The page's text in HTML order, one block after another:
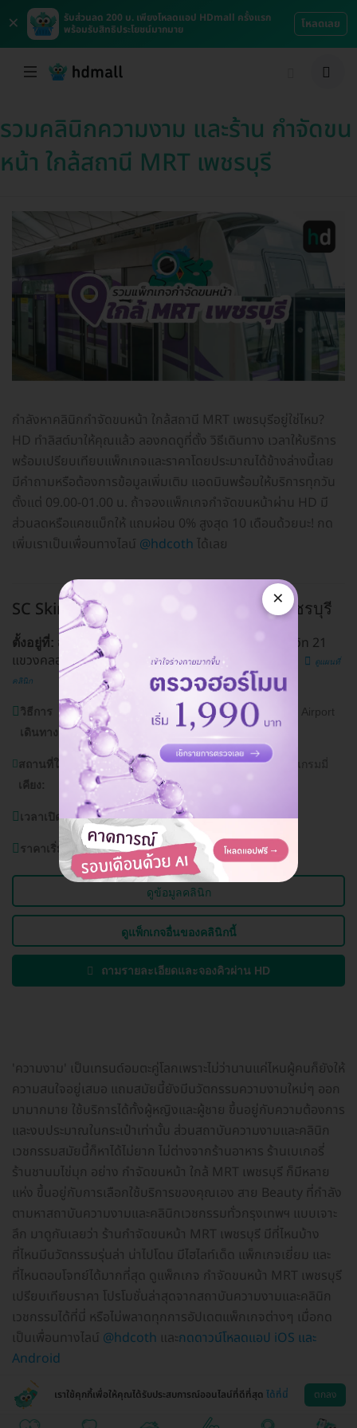
×
รับส่วนลด 200 บ. เพียงโหลดแอป HDmall ครั้งแรก
พร้อมรับสิทธิประโยชน์มากมาย
โหลดเลย
รวมคลินิกความงาม และร้าน กำจัดขน
หน้า ใกล้สถานี MRT เพชรบุรี
กำลังหาคลินิกกำจัดขนหน้า ใกล้สถานี MRT เพชรบุรีอยู่ใช่ไหม?
HD ทำลิสต์มาให้คุณแล้ว ลองกดดูที่ตั้ง วิธีเดินทาง เวลาให้บริการ
พร้อมเปรียบเทียบแพ็กเกจและราคาโดยประมาณได้ข้างล่างนี้เลย
มีคำถามหรือต้องการข้อมูลเพิ่มเติม แอดมินพร้อมให้บริการทุกวัน
ตั้งแต่ 09.00-01.00 น. ถ้าจองแพ็กเกจกำจัดขนหน้าผ่าน HD มี
ส่วนลดหรือแคชแบ็กให้ แถมผ่อน 0% สูงสุด 10 เดือนด้วยนะ! กด
เพิ่มเราเป็นเพื่อนทางไลน์ @hdcoth ได้เลย
SC Skinclub Clinic BTS อโศก, MRT เพชรบุรี
ตั้งอยู่ที่: ชั้น 1 อาคารอโศกทาวเวอร์ เลขที่ 213/7 ซ. สุขุมวิท 21
แขวงคลองเตยเหนือ เขตวัฒนา กรุงเทพมหานคร 10110
ดูแผนที่
คลินิก
วิธีการ
เดินทาง:
BTS อโศก, MRT เพชรบุรี, รถเมล์สาย 136,185, Airport
Rail Link มักกะสัน , ท่าเรืออโศก
สถานที่ใกล้
เคียง:
โรงพยาบาลจักษุ รัตนิน, อาคาร จีเอ็มเอ็ม แกรมมี่
เพลส
เวลาเปิดบริการ:วันจันทร์ - อาทิตย์ 11.00 - 20.00 น.
ราคาเริ่มต้นที่3,500 บาท
ดูข้อมูลคลินิก
ดูแพ็กเกจอื่นของคลินิกนี้
ถามรายละเอียดและจองคิวผ่าน HD
'ความงาม' เป็นเทรนด์อมตะคู่โลกเพราะไม่ว่านานแค่ไหนผู้คนก็ยังให้
ความสนใจอยู่เสมอ แถมสมัยนี้ยังมีนวัตกรรมความงามใหม่ๆ ออก
มามากมาย ใช้บริการได้ทั้งผู้หญิงและผู้ชาย ขึ้นอยู่กับความต้องการ
และงบประมาณในกระเป๋าเท่านั้น ส่วนสถาบันความงามและคลินิก
เวชกรรมสมัยนี้ก็หาได้ไม่ยาก ไม่ต่างจากร้านอาหาร ร้านเบเกอรี่
ร้านชานมไข่มุก อย่าง กำจัดขนหน้า ใกล้ MRT เพชรบุรี ก็มีหลาย
แห่ง ขึ้นอยู่กับการเลือกใช้บริการของคุณเอง สาย Beauty ที่กำลัง
ตามหาสถาบันความงามและคลินิกเวชกรรมทั่วกรุงเทพฯ แบบเจาะ
ลึก มาดูกันเลยว่า ร้านกำจัดขนหน้า MRT เพชรบุรี มีที่ไหนบ้าง
ที่ไหนมีนวัตกรรมรุ่นล่า น่าไปโดน มีไฮไลท์เด็ด แพ็กเกจเยี่ยม และ
ที่ไหนตอบโจทย์ได้มากที่สุด ดูแพ็กเกจ กำจัดขนหน้า MRT เพชรบุรี
เปรียบเทียบราคา โปรโมชั่นล่าสุดจากสถาบันความงามและคลินิก
เวชกรรมได้ที่นี่ หรือไม่พลาดทุกการอัปเดตแพ็กเกจต่างๆ เมื่อกด
เป็นเพื่อนทางไลน์ @hdcoth และกดดาวน์โหลดแอป iOS และ
Android
เราใช้คุกกี้เพื่อให้คุณได้รับประสบการณ์ออนไลน์ที่ดีที่สุด ได้ที่นี่ ตกลง
×